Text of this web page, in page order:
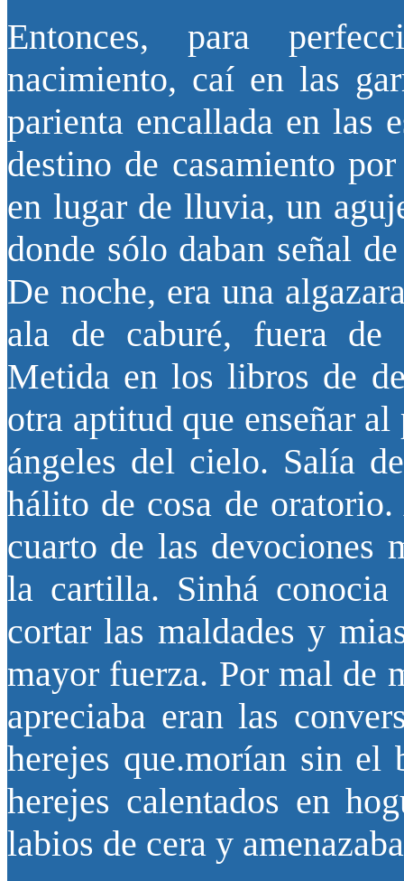
Entonces, para
nacimiento, caí en las
parienta encallada en las
destino de casamiento
en lugar de lluvia, un
donde sólo daban señal
De noche, era una
ala de caburé, fuera de
Metida en los libros de
otra aptitud que enseñar
ángeles del cielo. Salía
hálito de cosa de
cuarto de las devociones
la cartilla. Sinhá
cortar las maldades y
mayor fuerza. Por mal de
apreciaba eran las
herejes que.morían sin el
herejes calentados en
labios de cera y